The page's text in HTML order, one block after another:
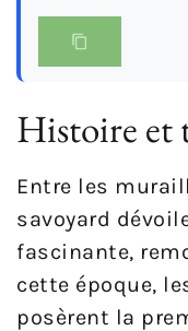
Histoire et
Entre les
savoyard
fascinante,
cette époque,
posèrent la